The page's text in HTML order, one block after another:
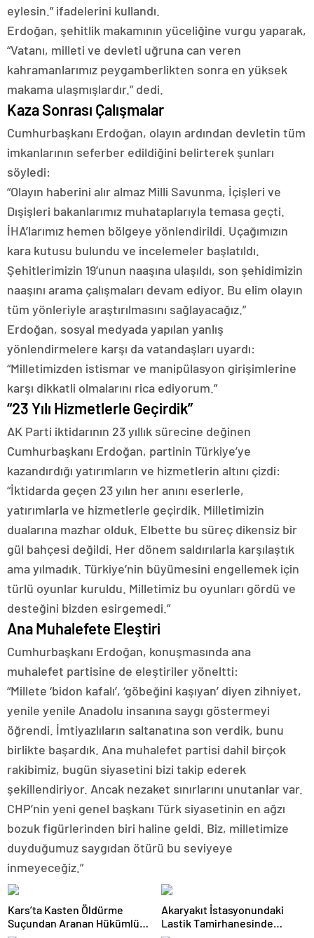
eylesin.” ifadelerini kullandı.
Erdoğan, şehitlik makamının yüceliğine vurgu yaparak,
“Vatanı, milleti ve devleti uğruna can veren
kahramanlarımız peygamberlikten sonra en yüksek
makama ulaşmışlardır.” dedi.
Kaza Sonrası Çalışmalar
Cumhurbaşkanı Erdoğan, olayın ardından devletin tüm
imkanlarının seferber edildiğini belirterek şunları
söyledi:
“Olayın haberini alır almaz Milli Savunma, İçişleri ve
Dışişleri bakanlarımız muhataplarıyla temasa geçti.
İHA’larımız hemen bölgeye yönlendirildi. Uçağımızın
kara kutusu bulundu ve incelemeler başlatıldı.
Şehitlerimizin 19’unun naaşına ulaşıldı, son şehidimizin
naaşını arama çalışmaları devam ediyor. Bu elim olayın
tüm yönleriyle araştırılmasını sağlayacağız.”
Erdoğan, sosyal medyada yapılan yanlış
yönlendirmelere karşı da vatandaşları uyardı:
“Milletimizden istismar ve manipülasyon girişimlerine
karşı dikkatli olmalarını rica ediyorum.”
“23 Yılı Hizmetlerle Geçirdik”
AK Parti iktidarının 23 yıllık sürecine değinen
Cumhurbaşkanı Erdoğan, partinin Türkiye’ye
kazandırdığı yatırımların ve hizmetlerin altını çizdi:
“İktidarda geçen 23 yılın her anını eserlerle,
yatırımlarla ve hizmetlerle geçirdik. Milletimizin
dualarına mazhar olduk. Elbette bu süreç dikensiz bir
gül bahçesi değildi. Her dönem saldırılarla karşılaştık
ama yılmadık. Türkiye’nin büyümesini engellemek için
türlü oyunlar kuruldu. Milletimiz bu oyunları gördü ve
desteğini bizden esirgemedi.”
Ana Muhalefete Eleştiri
Cumhurbaşkanı Erdoğan, konuşmasında ana
muhalefet partisine de eleştiriler yöneltti:
“Millete ‘bidon kafalı’, ‘göbeğini kaşıyan’ diyen zihniyet,
yenile yenile Anadolu insanına saygı göstermeyi
öğrendi. İmtiyazlıların saltanatına son verdik, bunu
birlikte başardık. Ana muhalefet partisi dahil birçok
rakibimiz, bugün siyasetini bizi takip ederek
şekillendiriyor. Ancak nezaket sınırlarını unutanlar var.
CHP’nin yeni genel başkanı Türk siyasetinin en ağzı
bozuk figürlerinden biri haline geldi. Biz, milletimize
duyduğumuz saygıdan ötürü bu seviyeye
inmeyeceğiz.”
Kars’ta Kasten Öldürme
Suçundan Aranan Hükümlü
Akaryakıt İstasyonundaki
Lastik Tamirhanesinde